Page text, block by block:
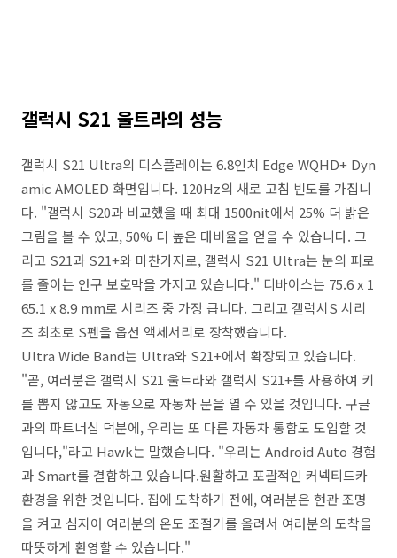
갤럭시 S21 울트라의 성능
갤럭시 S21 Ultra의 디스플레이는 6.8인치 Edge WQHD+ Dyn
amic AMOLED 화면입니다. 120Hz의 새로 고침 빈도를 가집니
다. "갤럭시 S20과 비교했을 때 최대 1500nit에서 25% 더 밝은
그림을 볼 수 있고, 50% 더 높은 대비율을 얻을 수 있습니다. 그
리고 S21과 S21+와 마찬가지로, 갤럭시 S21 Ultra는 눈의 피로
를 줄이는 안구 보호막을 가지고 있습니다." 디바이스는 75.6 x 1
65.1 x 8.9 mm로 시리즈 중 가장 큽니다. 그리고 갤럭시S 시리
즈 최초로 S펜을 옵션 액세서리로 장착했습니다.
Ultra Wide Band는 Ultra와 S21+에서 확장되고 있습니다.
"곧, 여러분은 갤럭시 S21 울트라와 갤럭시 S21+를 사용하여 키
를 뽑지 않고도 자동으로 자동차 문을 열 수 있을 것입니다. 구글
과의 파트너십 덕분에, 우리는 또 다른 자동차 통합도 도입할 것
입니다,"라고 Hawk는 말했습니다. "우리는 Android Auto 경험
과 Smart를 결합하고 있습니다.원활하고 포괄적인 커넥티드카
환경을 위한 것입니다. 집에 도착하기 전에, 여러분은 현관 조명
을 켜고 심지어 여러분의 온도 조절기를 올려서 여러분의 도착을
따뜻하게 환영할 수 있습니다."